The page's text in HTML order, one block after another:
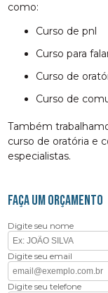
como:
curso de pnl
curso para
curso de
curso de
Também
curso de oratória e
especialistas.
FAÇA UM ORÇAMENTO
Digite seu nome
Digite seu email
Digite seu telefone